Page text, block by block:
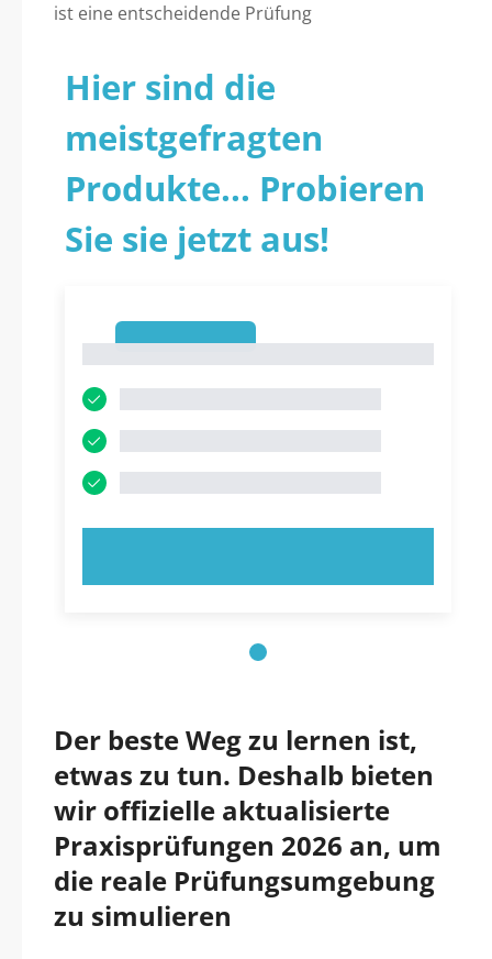
ist eine entscheidende Prüfung
Hier sind die
meistgefragten
Produkte... Probieren
Sie sie jetzt aus!
Der beste Weg zu lernen ist,
etwas zu tun. Deshalb bieten
wir offizielle aktualisierte
Praxisprüfungen 2026 an, um
die reale Prüfungsumgebung
zu simulieren